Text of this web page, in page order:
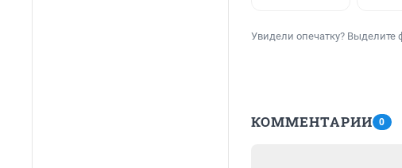
Увидели опечатку? Выделите
КОММЕНТАРИИ 0